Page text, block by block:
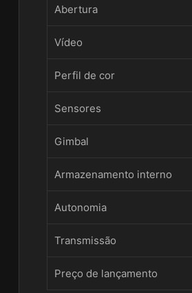
Abertura
Vídeo
Perfil de cor
Sensores
Gimbal
Armazenamento interno
Autonomia
Transmissão
Preço de lançamento